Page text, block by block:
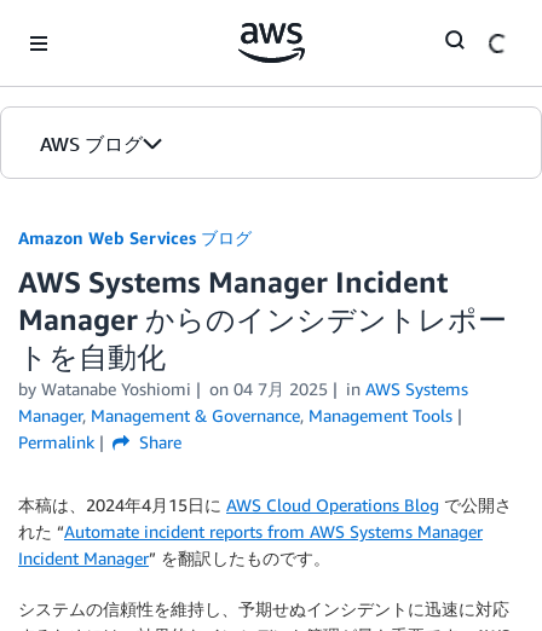
AWS ブログ
カテゴリ
エディション
Amazon Web Services ブログ
AWS Systems Manager Incident
Manager からのインシデントレポー
トを自動化
by Watanabe Yoshiomi on 04 7月 2025 in AWS Systems
Manager, Management & Governance, Management Tools
Permalink
Share
本稿は、2024年4月15日に AWS Cloud Operations Blog で公開さ
れた “Automate incident reports from AWS Systems Manager
Incident Manager” を翻訳したものです。
システムの信頼性を維持し、予期せぬインシデントに迅速に対応